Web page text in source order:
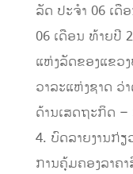
ລັດ ປະຈໍາ 06 ເດື
06 ເດືອນ ທ້າຍປີ
ແຫ່ງລັດຂອງແຂວ
ວາລະແຫ່ງຊາດ ວ່
ດ້ານເສດຖະກິດ –
4. ບົດລາຍງານກ່
ການຄຸ້ມຄອງລາຄ